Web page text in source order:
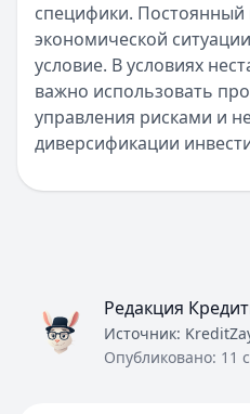
специфики.
экономической
условие. В условиях
важно использовать
управления рисками и
диверсификации
Редакция
Источник:
Опубликовано: 11